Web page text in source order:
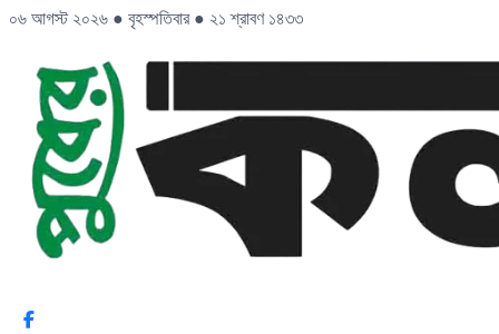
০৬ আগস্ট ২০২৬ ● বৃহস্পতিবার ● ২১ শ্রাবণ ১৪৩৩